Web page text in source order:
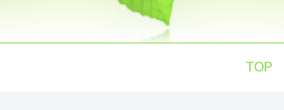
TOP